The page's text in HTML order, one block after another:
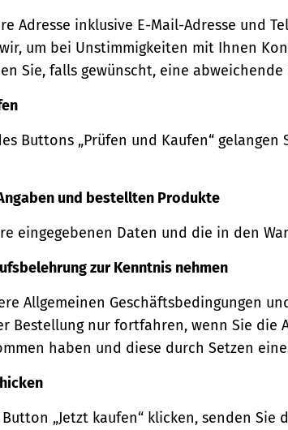
Adresse inklusive E-Mail-Adresse und
um bei Unstimmigkeiten mit Ihnen
Sie, falls gewünscht, eine abweichende
Buttons „Prüfen und Kaufen“ gelangen
und bestellten Produkte
eingegebenen Daten und die in den
zur Kenntnis nehmen
Allgemeinen Geschäftsbedingungen
Bestellung nur fortfahren, wenn Sie die
haben und diese durch Setzen
„Jetzt kaufen“ klicken, senden Sie